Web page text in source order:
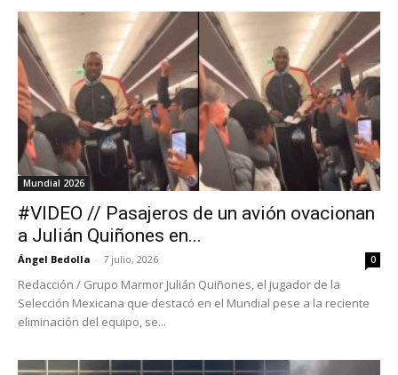
Mundial 2026
#VIDEO // Pasajeros de un avión ovacionan
a Julián Quiñones en...
Ángel Bedolla - 7 julio, 2026 0
Redacción / Grupo Marmor Julián Quiñones, el jugador de la
Selección Mexicana que destacó en el Mundial pese a la reciente
eliminación del equipo, se...